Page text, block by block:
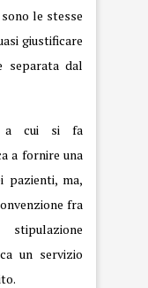
le stesse
giustificare
separata dal
a cui si fa
a fornire una
pazienti, ma,
fra
un servizio